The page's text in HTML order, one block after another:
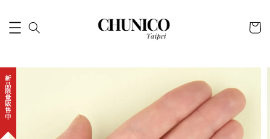
新品限量販售中